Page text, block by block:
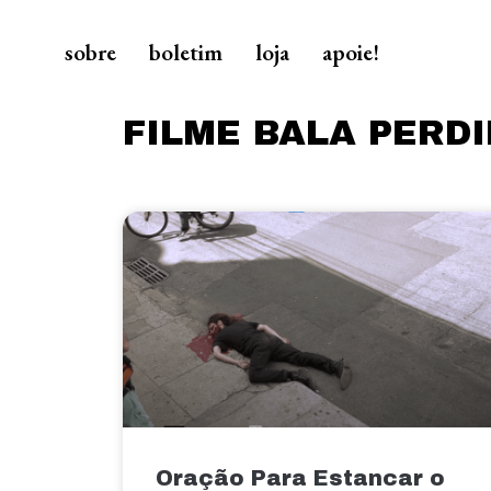
sobre boletim loja apoie!
FILME BALA
Oração Para Estancar o